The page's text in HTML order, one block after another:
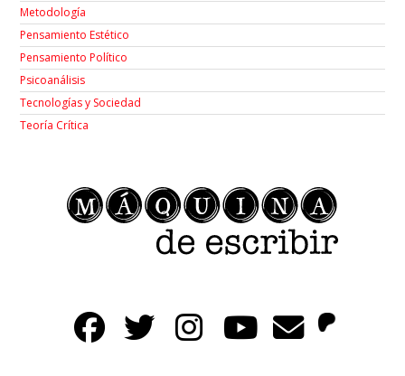
Metodología
Pensamiento Estético
Pensamiento Político
Psicoanálisis
Tecnologías y Sociedad
Teoría Crítica